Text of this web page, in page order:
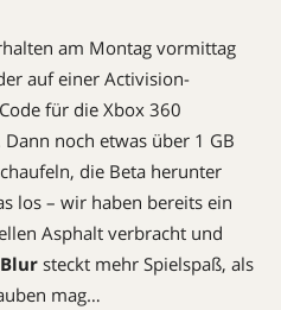
am Montag vormittag
auf einer Activision-
für die Xbox 360
noch etwas über 1 GB
die Beta herunter
los – wir haben bereits ein
Asphalt verbracht und
Blur steckt mehr Spielspaß, als
mag…